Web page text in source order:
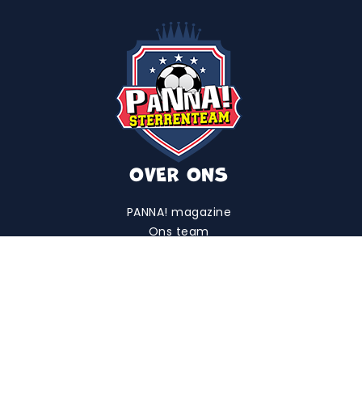
OVER ONS
PANNA! magazine
Ons team